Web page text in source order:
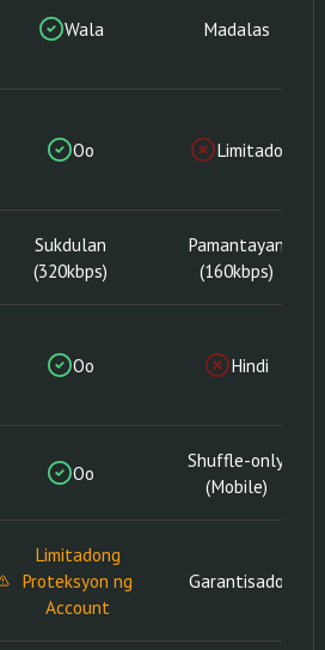
Wala Madalas
Oo Limitado
Sukdulan
(320kbps)
Pamantayan
(160kbps)
Oo Hindi
Oo
Shuffle-only
(Mobile)
Limitadong
Proteksyon ng
Account
Garantisado